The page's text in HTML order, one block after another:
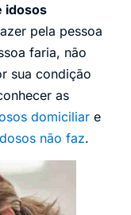
idosos
pela pessoa
faria, não
sua condição
as
domiciliar e
não faz.